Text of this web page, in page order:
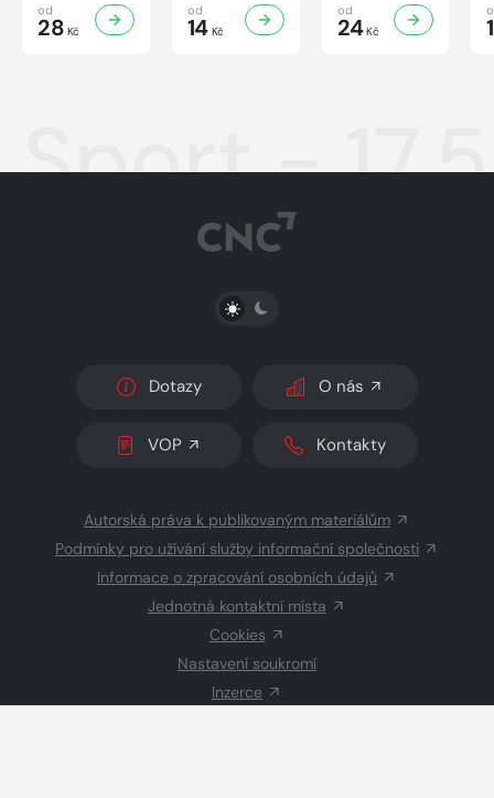
od
28 Kč
od
14Kč
od
24Kč
Sport -
PŘEPNOUT SVĚTLÝ/TMAVÝ REŽIM
Dotazy O nás
VOP Kontakty
Autorská práva k publikovaným materiálům
Podmínky pro užívání služby informační společnosti
Informace o zpracování osobních údajů
Jednotná kontaktní místa
Cookies
Nastavení soukromí
Inzerce